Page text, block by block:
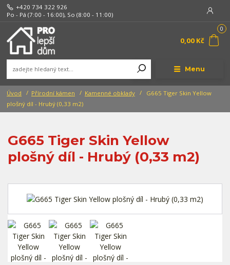
Menu
+420 734 322 926
Po - Pá (7:00 - 16:00), So (8:00 - 11:00)
0
0,00 Kč
Úvod Přírodní kámen Kamenné obklady
G665 Tiger Skin Yellow
plošný díl - Hrubý (0,33 m2)
G665 Tiger Skin Yellow
plošný díl - Hrubý (0,33 m2)